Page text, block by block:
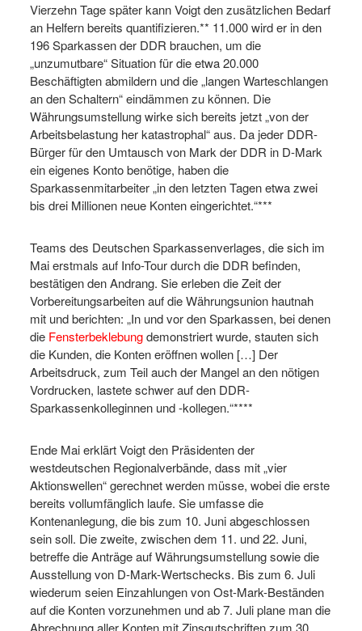
Vierzehn Tage später kann Voigt den zusätzlichen Bedarf
an Helfern bereits quantifizieren.** 11.000 wird er in den
196 Sparkassen der DDR brauchen, um die
„unzumutbare“ Situation für die etwa 20.000
Beschäftigten abmildern und die „langen Warteschlangen
an den Schaltern“ eindämmen zu können. Die
Währungsumstellung wirke sich bereits jetzt „von der
Arbeitsbelastung her katastrophal“ aus. Da jeder DDR-
Bürger für den Umtausch von Mark der DDR in D-Mark
ein eigenes Konto benötige, haben die
Sparkassenmitarbeiter „in den letzten Tagen etwa zwei
bis drei Millionen neue Konten eingerichtet.“***
Teams des Deutschen Sparkassenverlages, die sich im
Mai erstmals auf Info-Tour durch die DDR befinden,
bestätigen den Andrang. Sie erleben die Zeit der
Vorbereitungsarbeiten auf die Währungsunion hautnah
mit und berichten: „In und vor den Sparkassen, bei denen
die Fensterbeklebungdemonstriert wurde, stauten sich
die Kunden, die Konten eröffnen wollen […] Der
Arbeitsdruck, zum Teil auch der Mangel an den nötigen
Vordrucken, lastete schwer auf den DDR-
Sparkassenkolleginnen und -kollegen.“****
Ende Mai erklärt Voigt den Präsidenten der
westdeutschen Regionalverbände, dass mit „vier
Aktionswellen“ gerechnet werden müsse, wobei die erste
bereits vollumfänglich laufe. Sie umfasse die
Kontenanlegung, die bis zum 10. Juni abgeschlossen
sein soll. Die zweite, zwischen dem 11. und 22. Juni,
betreffe die Anträge auf Währungsumstellung sowie die
Ausstellung von D-Mark-Wertschecks. Bis zum 6. Juli
wiederum seien Einzahlungen von Ost-Mark-Beständen
auf die Konten vorzunehmen und ab 7. Juli plane man die